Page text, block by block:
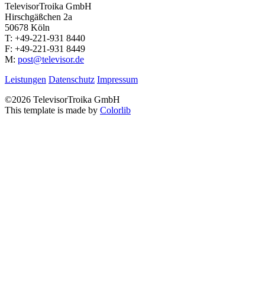
TelevisorTroika GmbH
Hirschgäßchen 2a
50678 Köln
T: +49-221-931 8440
F: +49-221-931 8449
M: post@televisor.de
Leistungen Datenschutz Impressum
©2026 TelevisorTroika GmbH
This template is made by Colorlib